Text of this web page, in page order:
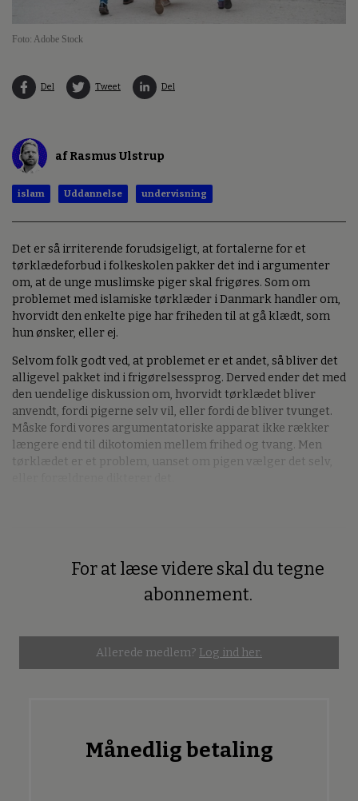
Foto: Adobe Stock
Del Tweet Del
af Rasmus Ulstrup
islam Uddannelse undervisning
Det er så irriterende forudsigeligt, at fortalerne for et
tørklædeforbud i folkeskolen pakker det ind i argumenter
om, at de unge muslimske piger skal frigøres. Som om
problemet med islamiske tørklæder i Danmark handler om,
hvorvidt den enkelte pige har friheden til at gå klædt, som
hun ønsker, eller ej.
Selvom folk godt ved, at problemet er et andet, så bliver det
alligevel pakket ind i frigørelsessprog. Derved ender det med
den uendelige diskussion om, hvorvidt tørklædet bliver
anvendt, fordi pigerne selv vil, eller fordi de bliver tvunget.
Måske fordi vores argumentatoriske apparat ikke rækker
længere end til dikotomien mellem frihed og tvang. Men
tørklædet er et problem, uanset om pigen vælger det selv,
For at læse videre skal du tegne
abonnement.
Allerede medlem? Log ind her.
Månedlig betaling